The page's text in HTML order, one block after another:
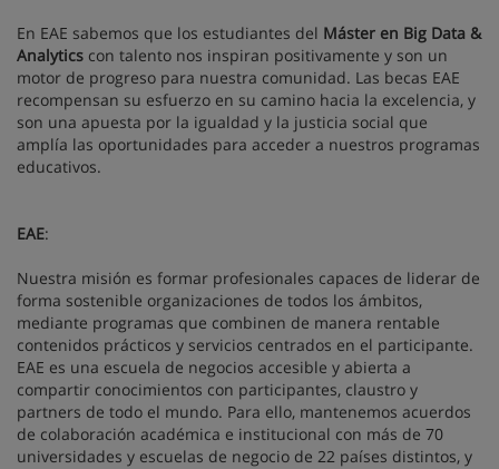
En EAE sabemos que los estudiantes del Máster en Big Data &
Analytics con talento nos inspiran positivamente y son un
motor de progreso para nuestra comunidad. Las becas EAE
recompensan su esfuerzo en su camino hacia la excelencia, y
son una apuesta por la igualdad y la justicia social que
amplía las oportunidades para acceder a nuestros programas
educativos.
EAE:
Nuestra misión es formar profesionales capaces de liderar de
forma sostenible organizaciones de todos los ámbitos,
mediante programas que combinen de manera rentable
contenidos prácticos y servicios centrados en el participante.
EAE es una escuela de negocios accesible y abierta a
compartir conocimientos con participantes, claustro y
partners de todo el mundo. Para ello, mantenemos acuerdos
de colaboración académica e institucional con más de 70
universidades y escuelas de negocio de 22 países distintos, y